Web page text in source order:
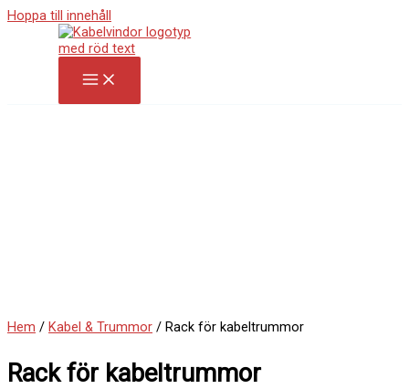
Hoppa till innehåll
Hem / Kabel & Trummor / Rack för kabeltrummor
Rack för kabeltrummor